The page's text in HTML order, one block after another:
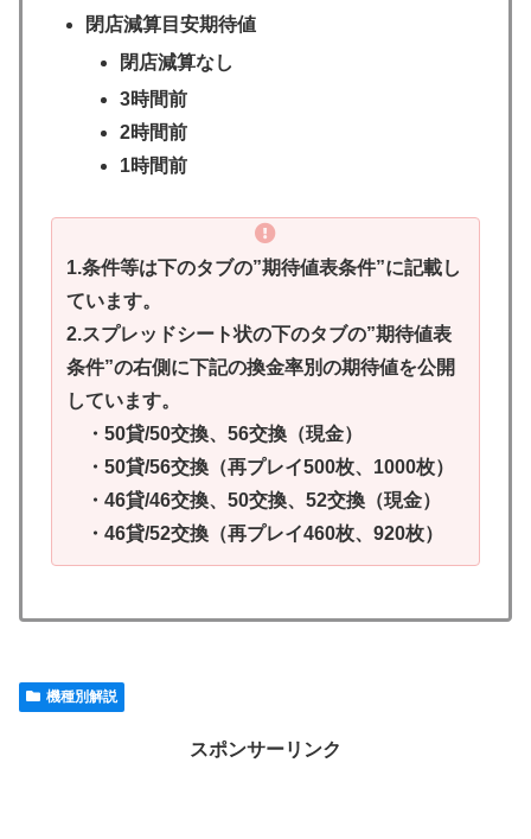
閉店減算目安期待値
閉店減算なし
3時間前
2時間前
1時間前
1.条件等は下のタブの”期待値表条件”に記載し
ています。
2.スプレッドシート状の下のタブの”期待値表
条件”の右側に下記の換金率別の期待値を公開
しています。
・50貸/50交換、56交換（現金）
・50貸/56交換（再プレイ500枚、1000枚）
・46貸/46交換、50交換、52交換（現金）
・46貸/52交換（再プレイ460枚、920枚）
機種別解説
スポンサーリンク